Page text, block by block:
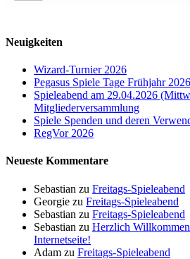
Neuigkeiten
Wizard-Turnier 2026
Pegasus Spiele Tage Frühjahr 2026
Spieleabend am 29.04.2026
Mitgliederversammlung
Spiele Spenden und deren
RegVor 2026
Neueste Kommentare
Sebastian zu Freitags-Spieleabend
Georgie zu Freitags-Spieleabend
Sebastian zu Freitags-Spieleabend
Sebastian zu Herzlich
Internetseite!
Adam zu Freitags-Spieleabend